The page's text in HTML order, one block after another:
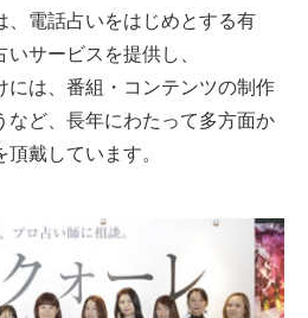
、電話占いをはじめとする有
サービスを提供し、
には、番組・コンテンツの制作
など、長年にわたって多方面か
戴しています。